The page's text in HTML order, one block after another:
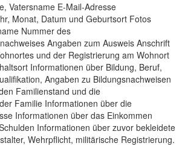
Vatersname E-Mail-Adresse
Monat, Datum und Geburtsort Fotos
Nummer des
Angaben zum Ausweis Anschrift
und der Registrierung am Wohnort
Informationen über Bildung, Beruf,
Angaben zu Bildungsnachweisen
Familienstand und die
Familie Informationen über die
Informationen über das Einkommen
Informationen über zuvor bekleidete
Wehrpflicht, militärische Registrierung.